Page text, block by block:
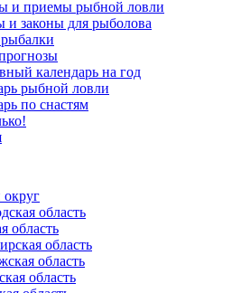
и приемы рыбной ловли
и законы для рыболова
календарь на год
рыбной ловли
по снастям
область
область
область
область
область